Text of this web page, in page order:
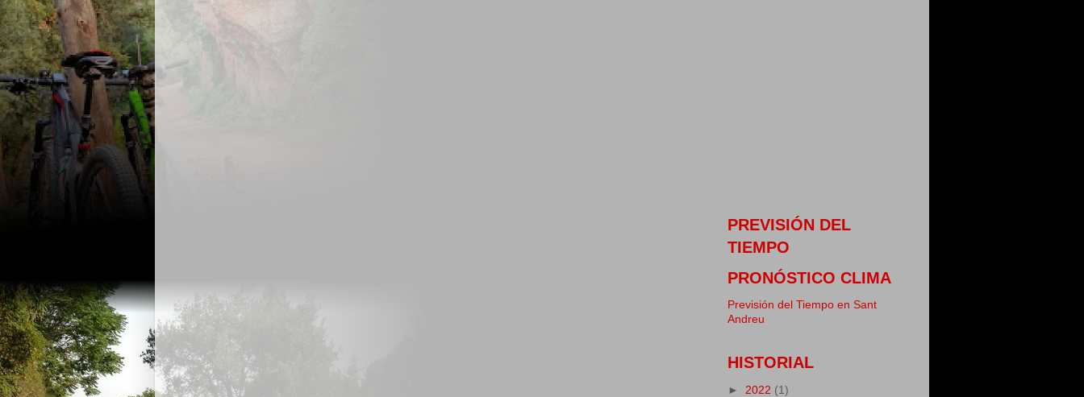
PREVISIÓN DEL
TIEMPO
PRONÓSTICO CLIMA
Previsión del Tiempo en Sant
Andreu
HISTORIAL
► 2022 (1)